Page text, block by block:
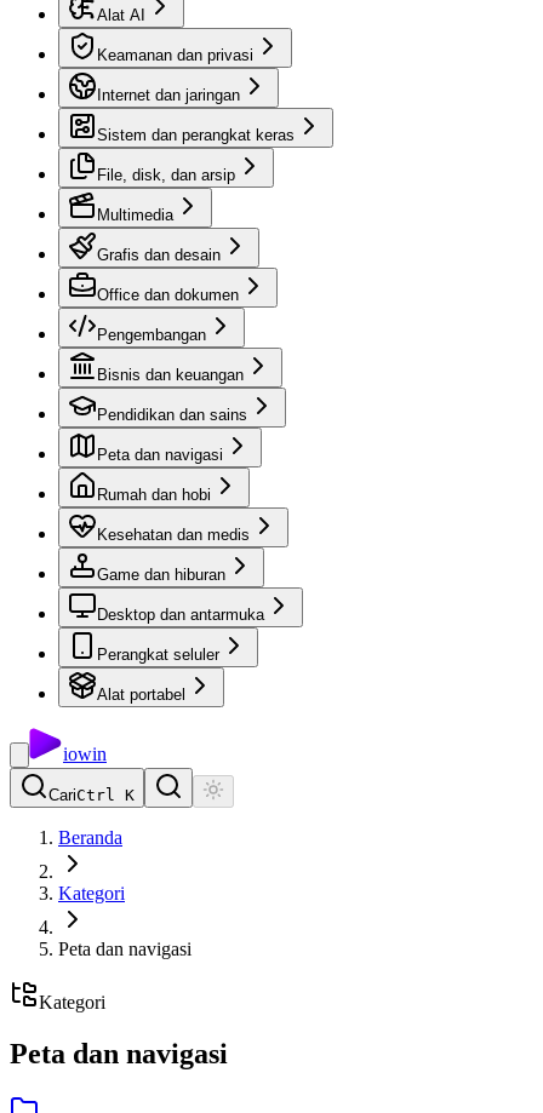
Alat AI
Keamanan dan privasi
Internet dan jaringan
Sistem dan perangkat keras
File, disk, dan arsip
Multimedia
Grafis dan desain
Office dan dokumen
Pengembangan
Bisnis dan keuangan
Pendidikan dan sains
Peta dan navigasi
Rumah dan hobi
Kesehatan dan medis
Game dan hiburan
Desktop dan antarmuka
Perangkat seluler
Alat portabel
iowin
CariCtrl K
Beranda
Kategori
Peta dan navigasi
Kategori
Peta dan navigasi